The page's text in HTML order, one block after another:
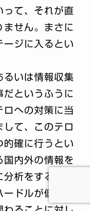
って、それが直
ません。まさに
ージに入るとい
るいは情報収集
だというふうに
ロへの対策に当
して、このテロ
的確に行うとい
国内外の情報を
析をすると。
ドルが低くな